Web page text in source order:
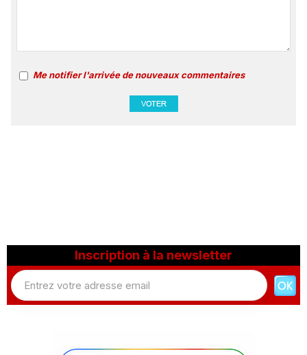
Me notifier l'arrivée de nouveaux commentaires
Inscription à la newsletter